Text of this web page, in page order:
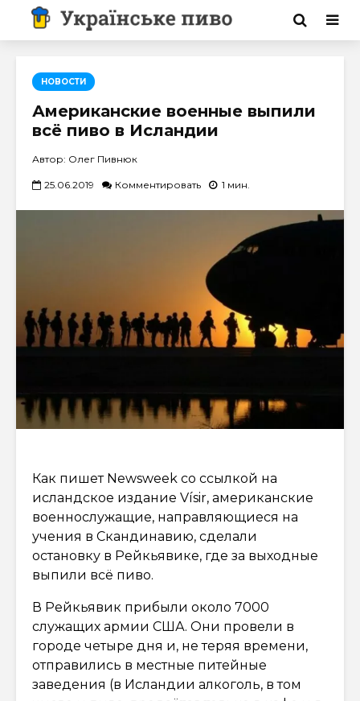
НОВОСТИ
Американские военные выпили
всё пиво в Исландии
Автор: Олег Пивнюк
25.06.2019 Комментировать 1 мин.
Как пишет Newsweek со ссылкой на
исландское издание Vísir, американские
военнослужащие, направляющиеся на
учения в Скандинавию, сделали
остановку в Рейкьявике, где за выходные
выпили всё пиво.
В Рейкьявик прибыли около 7000
служащих армии США. Они провели в
городе четыре дня и, не теряя времени,
отправились в местные питейные
заведения (в Исландии алкоголь, в том